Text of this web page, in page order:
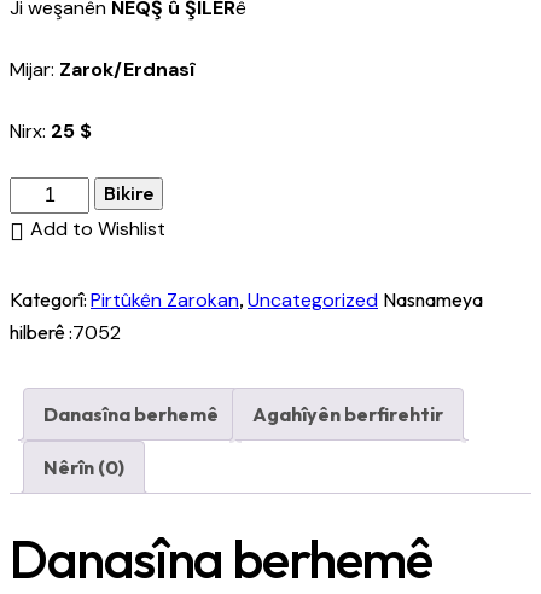
Ji weşanên NEQŞ û ŞILÊRê
Mijar: Zarok/Erdnasî
Nirx: 25 $
Bikire
Add to Wishlist
Kategorî: Pirtûkên Zarokan, Uncategorized Nasnameya
hilberê :7052
Danasîna berhemê Agahîyên berfirehtir
Nêrîn (0)
Danasîna berhemê